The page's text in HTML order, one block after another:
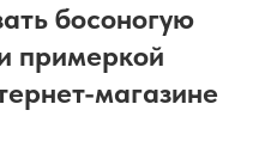
босоногую
примеркой
магазине